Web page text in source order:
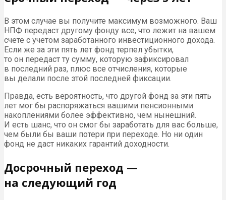
В этом случае вы получите максимум возможного. Ваш
НПФ передаст другому фонду все, что лежит на вашем
счете с учетом заработанного инвестиционного дохода.
Если же за эти пять лет фонд терпел убытки,
то он передаст ту сумму, которую зафиксировал
в последний раз, плюс все отчисления, которые
вы делали после этой последней фиксации.
Правда, есть вероятность, что другой фонд за эти пять
лет мог бы распоряжаться вашими пенсионными
накоплениями более эффективно, чем нынешний.
И есть шанс, что он смог бы заработать для вас больше,
чем были бы ваши потери при переходе. Но ни один
фонд не даст никаких гарантий доходности.
Досрочный переход —
на следующий год